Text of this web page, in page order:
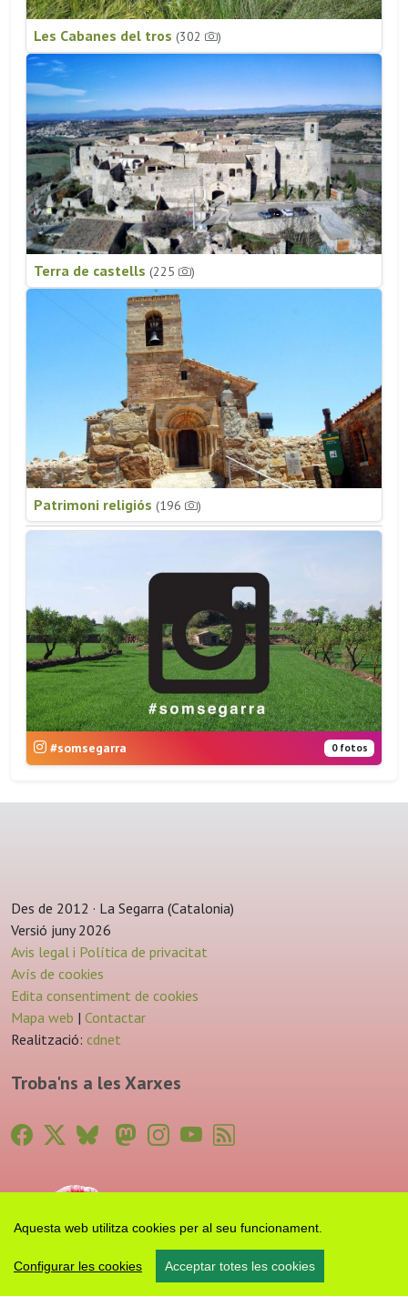
Aquesta web utilitza cookies per al seu funcionament.
Configurar les cookies Acceptar totes les cookies
Les Cabanes del tros (302 )
Terra de castells (225 )
Patrimoni religiós (196 )
#somsegarra 0 fotos
Des de 2012 · La Segarra (Catalonia)
Versió juny 2026
Avis legal i Política de privacitat
Avís de cookies
Edita consentiment de cookies
Mapa web | Contactar
Realització: cdnet
Troba'ns a les Xarxes